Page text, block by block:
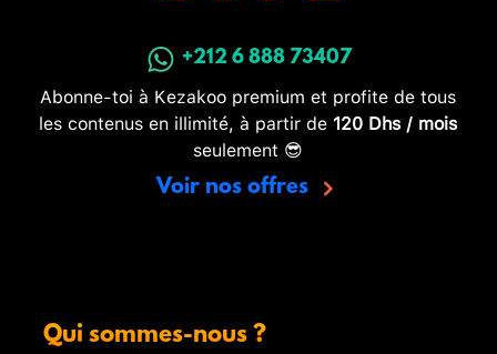
+212 6 888 73407
Abonne-toi à Kezakoo premium et profite de tous
les contenus en illimité, à partir de 120 Dhs / mois
seulement 😎
Voir nos offres
Qui sommes-nous ?